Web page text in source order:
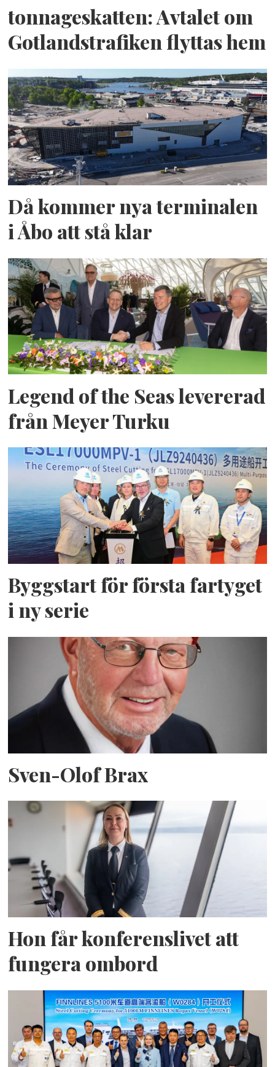
tonnageskatten: Avtalet om
Gotlandstrafiken flyttas hem
Då kommer nya terminalen
i Åbo att stå klar
Legend of the Seas levererad
från Meyer Turku
Byggstart för första fartyget
i ny serie
Sven-Olof Brax
Hon får konferenslivet att
fungera ombord